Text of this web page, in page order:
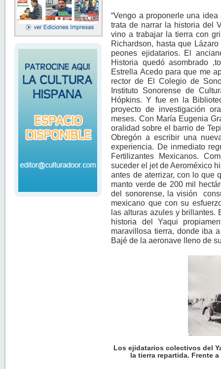
“Vengo a proponerle una
trata de narrar la historia del
vino a trabajar la tierra con
Richardson, hasta que
peones ejidatarios. El
Historia quedó asombrado
Estrella Acedo para que me
rector de El Colegio de
Instituto Sonorense de
Hópkins. Y fue en la
proyecto de investigación
meses. Con María Eugenia
oralidad sobre el barrio de
Obregón a escribir una
experiencia. De inmediato
Fertilizantes Mexicanos.
suceder el jet de Aeroméxico
antes de aterrizar, con lo que
manto verde de 200 mil
del sonorense, la visión
mexicano que con su
las alturas azules y brillantes.
historia del Yaqui
maravillosa tierra, donde iba
Bajé de la aeronave lleno de
Los ejidatarios colectivos del
la tierra repartida. Frente